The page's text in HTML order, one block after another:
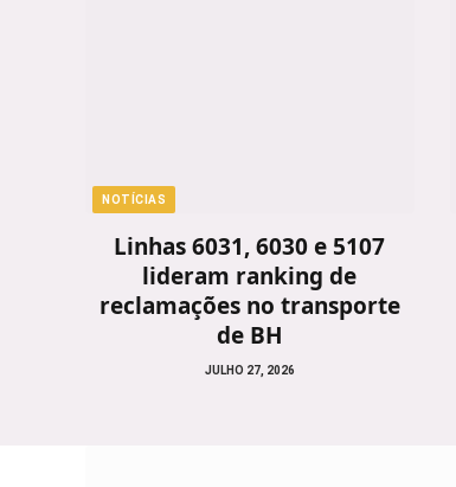
NOTÍCIAS
Linhas 6031, 6030 e 5107
lideram ranking de
reclamações no transporte
de BH
JULHO 27, 2026